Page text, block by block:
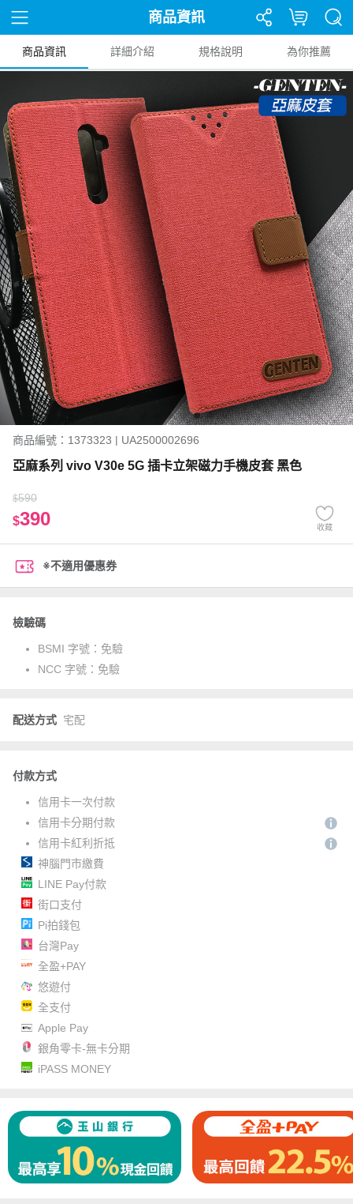
商品資訊
商品資訊 詳細介紹 規格說明 為你推薦
商品編號：1373323 | UA2500002696
亞麻系列 vivo V30e 5G 插卡立架磁力手機皮套 黑色
$590
$390 收藏
※不適用優惠券
檢驗碼
BSMI 字號： 免驗
NCC 字號： 免驗
配送方式 宅配
付款方式
信用卡一次付款
信用卡分期付款
信用卡紅利折抵
神腦門市繳費
LINE Pay付款
街口支付
Pi拍錢包
台灣Pay
全盈+PAY
悠遊付
全支付
Apple Pay
銀角零卡-無卡分期
iPASS MONEY